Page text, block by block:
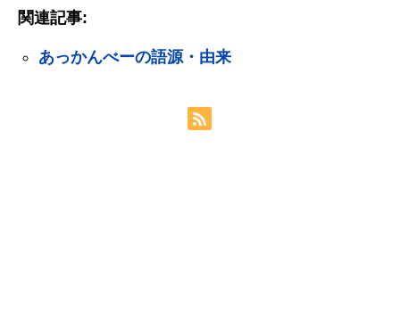
関連記事:
あっかんべーの語源・由来